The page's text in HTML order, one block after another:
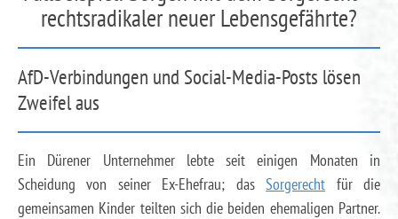
rechtsradikaler neuer Lebensgefährte?
AfD-Verbindungen und Social-Media-Posts lösen
Zweifel aus
Ein Dürener Unternehmer lebte seit einigen Monaten in
Scheidung von seiner Ex-Ehefrau; dasSorgerecht für die
gemeinsamen Kinder teilten sich die beiden ehemaligen Partner.